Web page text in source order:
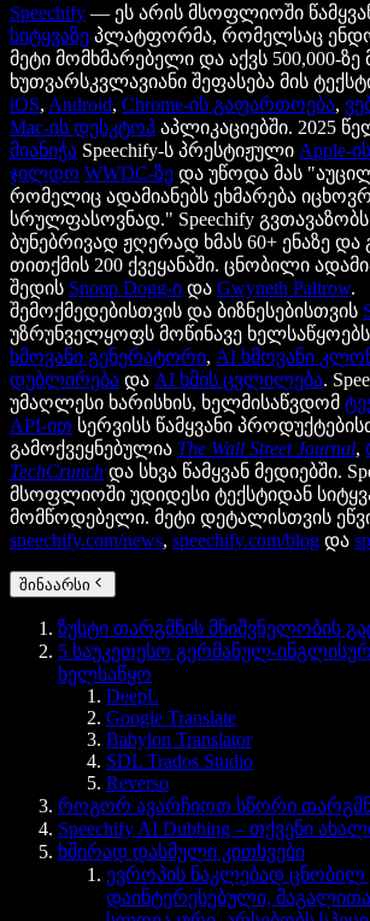
Speechify — ეს არის მსოფლიოში
სიტყვაზე პლატფორმა, რომელსაც
მეტი მომხმარებელი და აქვს 500,000-ზე
ხუთვარსკვლავიანი შეფასება მის
iOS, Android, Chrome-ის გაფართოება,
Mac-ის დესკტოპ აპლიკაციებში. 2025
მიანიჭა Speechify-ს პრესტიჟული Apple-
ჯილდო WWDC-ზე და უწოდა მას
რომელიც ადამიანებს ეხმარება
სრულფასოვნად." Speechify გვთავაზობს
ბუნებრივად ჟღერად ხმას 60+ ენაზე და
თითქმის 200 ქვეყანაში. ცნობილი
შედის Snoop Dogg-ი და Gwyneth Paltrow.
შემოქმედებისთვის და ბიზნესებისთვის
უზრუნველყოფს მოწინავე
ხმოვანი გენერატორი, AI ხმოვანი
დუბლირება და AI ხმის ცვლილება.
უმაღლესი ხარისხის, ხელმისაწვდომ
API-ით სერვისს წამყვანი
გამოქვეყნებულია The Wall Street Journal,
TechCrunch და სხვა წამყვან მედიებში.
მსოფლიოში უდიდესი ტექსტიდან
მომწოდებელი. მეტი დეტალისთვის
speechify.com/news, speechify.com/blog და
შინაარსი
ზუსტი თარგმნის მნიშვნელობის
5 საუკეთესო გერმანულ-
ხელსაწყო
DeepL
Google Translate
Babylon Translator
SDL Trados Studio
Reverso
როგორ ავარჩიოთ სწორი
Speechify AI Dubbing – თქვენი
ხშირად დასმული კითხვები
ევროპის ნაკლებად ცნობილ
დაინტერესებული,